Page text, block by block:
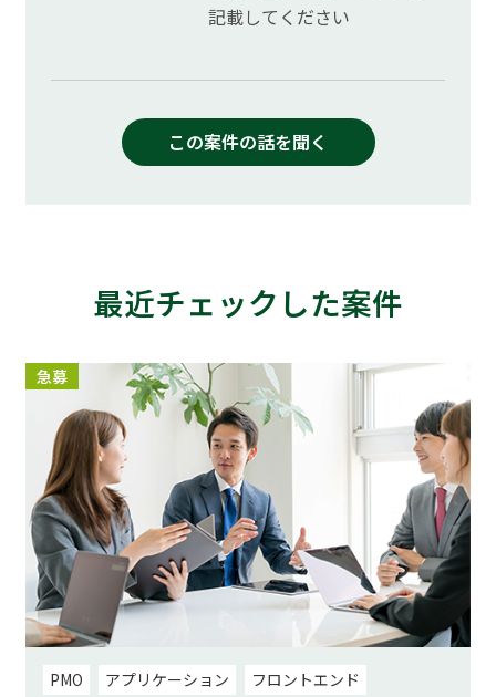
記載してください
この案件の話を聞く
最近チェックした案件
急募
PMO アプリケーション フロントエンド